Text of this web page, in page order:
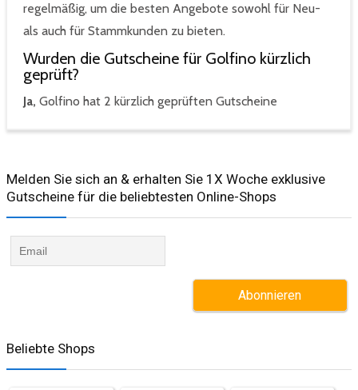
regelmäßig, um die besten Angebote sowohl für Neu-
als auch für Stammkunden zu bieten.
Wurden die Gutscheine für Golfino kürzlich
geprüft?
Ja, Golfino hat 2 kürzlich geprüften Gutscheine
Melden Sie sich an & erhalten Sie 1X Woche exklusive
Gutscheine für die beliebtesten Online-Shops​
Beliebte Shops